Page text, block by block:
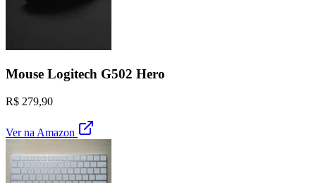
Mouse Logitech G502 Hero
R$ 279,90
Ver na Amazon